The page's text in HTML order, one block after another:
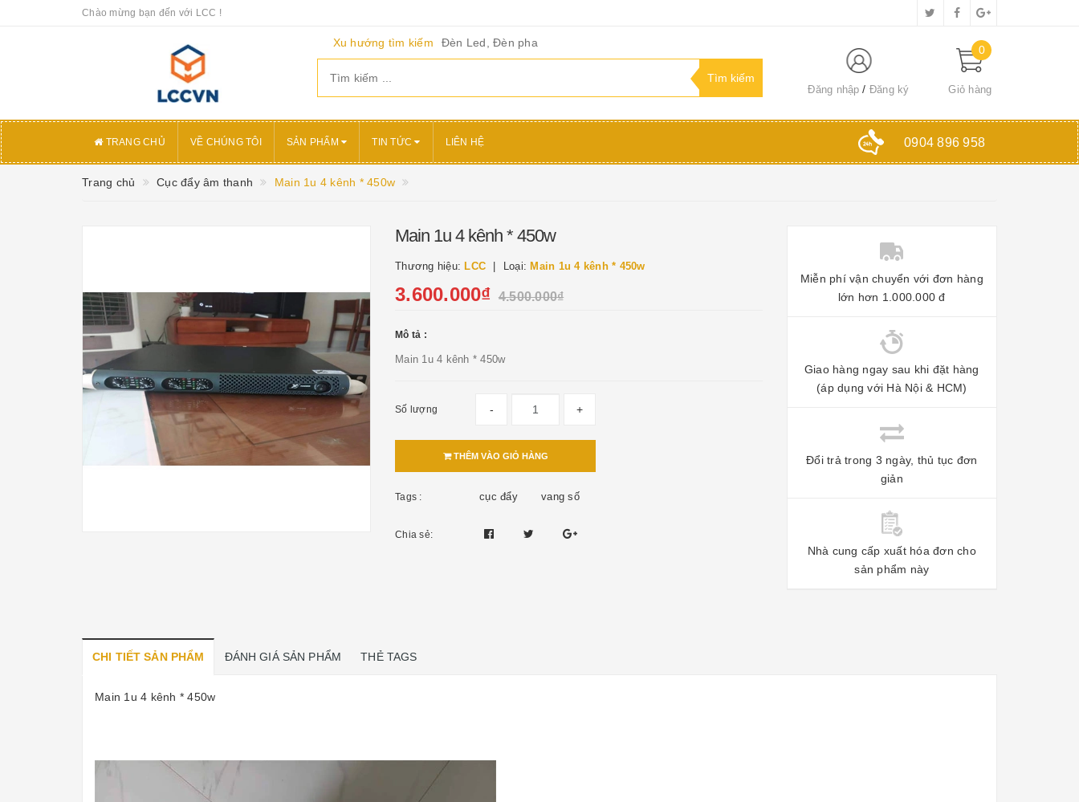
Chào mừng bạn đến với LCC !
Xu hướng tìm kiếm Đèn Led, Đèn pha
Đăng nhập Đăng ký
0
Giỏ hàng
TRANG CHỦ VỀ CHÚNG TÔI SẢN PHẨM TIN TỨC LIÊN HỆ 0904 896 958
Trang chủ Cục đẩy âm thanh Main 1u 4 kênh * 450w
Main 1u 4 kênh * 450w
Thương hiệu: LCC Loại: Main 1u 4 kênh * 450w
3.600.000₫ 4.500.000₫
Mô tả :
Main 1u 4 kênh * 450w
Số lượng - +
THÊM VÀO GIỎ HÀNG
Tags : cục đẩy vang số
Chia sẻ:
Miễn phí vận chuyển với đơn hàng
lớn hơn 1.000.000 đ
Giao hàng ngay sau khi đặt hàng
(áp dụng với Hà Nội & HCM)
Đổi trả trong 3 ngày, thủ tục đơn
giản
Nhà cung cấp xuất hóa đơn cho
sản phẩm này
CHI TIẾT SẢN PHẨM ĐÁNH GIÁ SẢN PHẨM THẺ TAGS
Main 1u 4 kênh * 450w